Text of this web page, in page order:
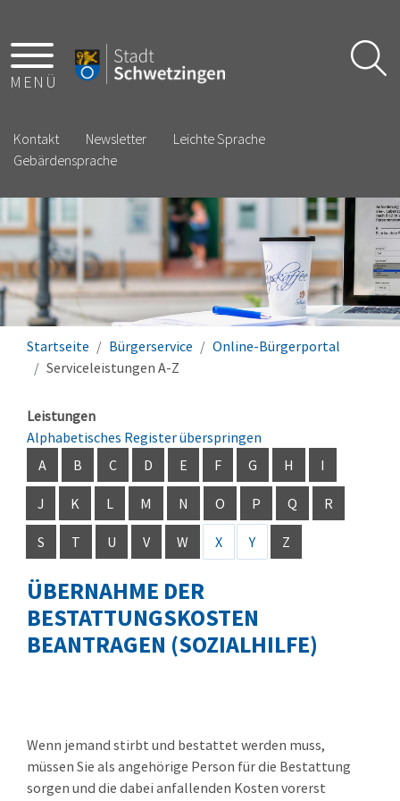
MENÜ
Kontakt Newsletter
Leichte Sprache
Gebärdensprache
Startseite Bürgerservice
Online-Bürgerportal
Serviceleistungen A-Z
Leistungen
Alphabetisches Register überspringen
A
B C D E F G H I
J K L M N O P Q R
S T U V W X Y Z
ÜBERNAHME DER
BESTATTUNGSKOSTEN
BEANTRAGEN (SOZIALHILFE)
Wenn jemand stirbt und bestattet werden muss,
müssen Sie als angehörige Person für die Bestattung
sorgen und die dabei anfallenden Kosten vorerst